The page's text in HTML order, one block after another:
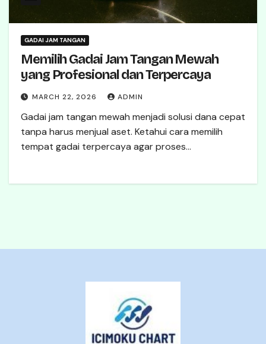
GADAI JAM TANGAN
Memilih Gadai Jam Tangan Mewah
yang Profesional dan Terpercaya
MARCH 22, 2026 ADMIN
Gadai jam tangan mewah menjadi solusi dana cepat
tanpa harus menjual aset. Ketahui cara memilih
tempat gadai terpercaya agar proses…